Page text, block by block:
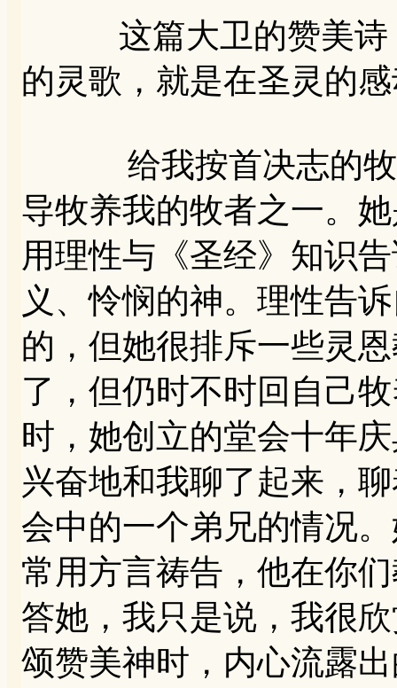
这篇大卫的赞美诗，
的灵歌，就是在圣灵的
给我按首决志的牧者
导牧养我的牧者之一。
用理性与《圣经》知识
义、怜悯的神。理性告
的，但她很排斥一些灵
了，但仍时不时回自己
时，她创立的堂会十年
兴奋地和我聊了起来，
会中的一个弟兄的情况
常用方言祷告，他在你
答她，我只是说，我很
颂赞美神时，内心流露